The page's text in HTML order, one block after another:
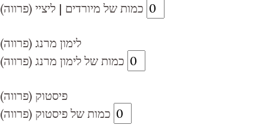
כמות של מיורדים | ליציי (פרווה)
לימון מרנג (פרווה)
כמות של לימון מרנג (פרווה)
פיסטוק (פרווה)
כמות של פיסטוק (פרווה)